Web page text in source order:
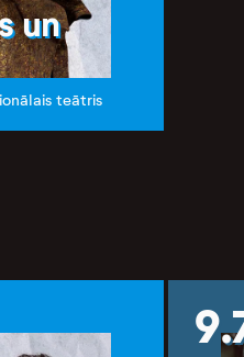
un
teātris